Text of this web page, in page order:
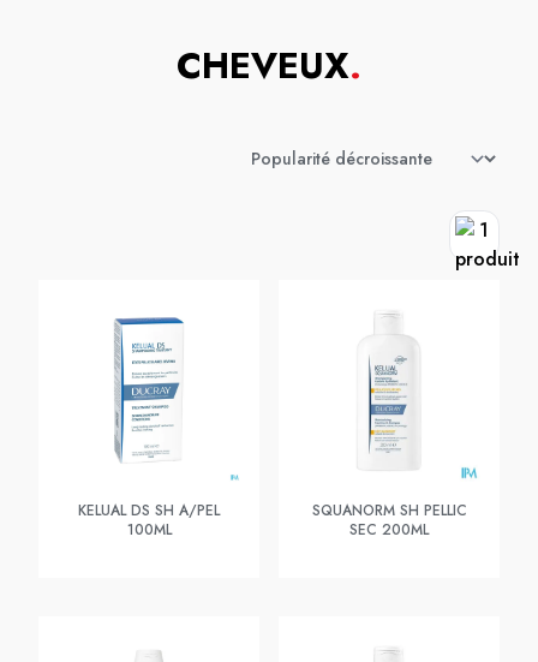
CHEVEUX.
KELUAL DS SH A/PEL
100ML
SQUANORM SH PELLIC
SEC 200ML